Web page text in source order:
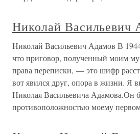
Николай Васильевич
Николай Васильевич Адамов В
что приговор, полученный моим
права переписки, — это шифр
вот явился друг, опора в жизни. Я
Николая Васильевича Адамова.Он
противоположностью моему